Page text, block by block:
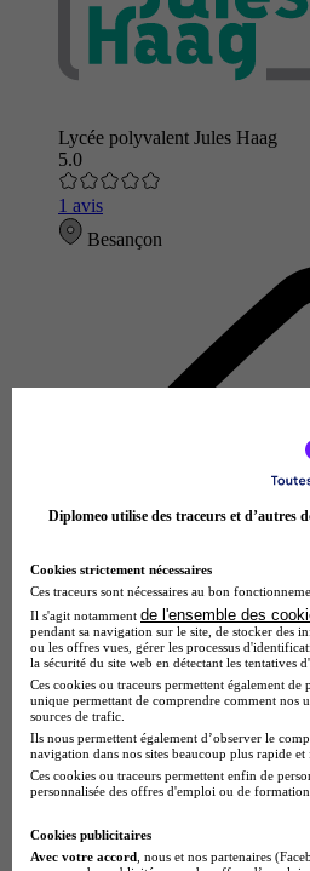
Lycée polyvalent Jules Haag
5.0
1 avis
Besançon
Lycée GT
Voir l’établissement
Diplomeo utilise des traceurs et d’autres
Cookies strictement nécessaires
Ces traceurs sont nécessaires au bon
Il s'agit notamment de l'ensemble des
pendant sa navigation sur le site, de stocker des
ou les offres vues, gérer les processus
la sécurité du site web en détectant les tentatives
Ces cookies ou traceurs permettent également
unique permettant de comprendre comment nos
sources de trafic.
Ils nous permettent également d’observer le
navigation dans nos sites beaucoup plus rapide et
Ces cookies ou traceurs permettent enfin de
personnalisée des offres d'emploi ou de
Cookies publicitaires
Avec votre accord , nous et nos partenaires